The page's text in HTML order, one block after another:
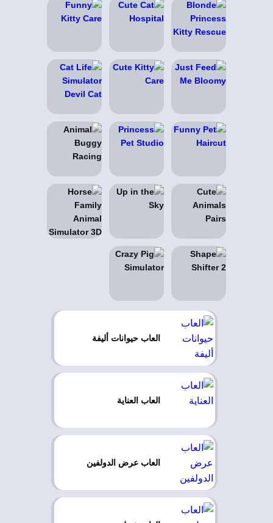
العاب حيوانات أليفة
العاب العناية
العاب عرض الدولفين